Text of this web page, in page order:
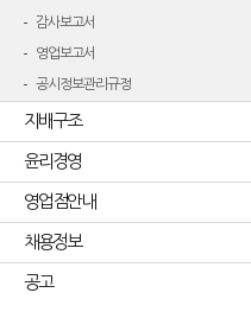
감사보고서
영업보고서
공시정보관리규정
지배구조
윤리경영
영업점안내
채용정보
공고